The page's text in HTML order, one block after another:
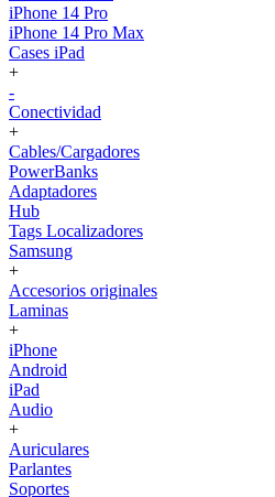
iPhone 14 Pro
iPhone 14 Pro Max
Cases iPad
+
-
Conectividad
+
Cables/Cargadores
PowerBanks
Adaptadores
Hub
Tags Localizadores
Samsung
+
Accesorios originales
Laminas
+
iPhone
Android
iPad
Audio
+
Auriculares
Parlantes
Soportes